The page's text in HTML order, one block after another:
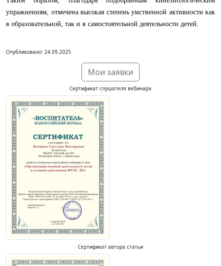
упражнениям, отмечена высокая степень умственной активности как
в образовательной, так и в самостоятельной деятельности детей.
Опубликовано: 24.09.2025
Мои заявки
Сертификат слушателя вебинара
Сертификат автора статьи